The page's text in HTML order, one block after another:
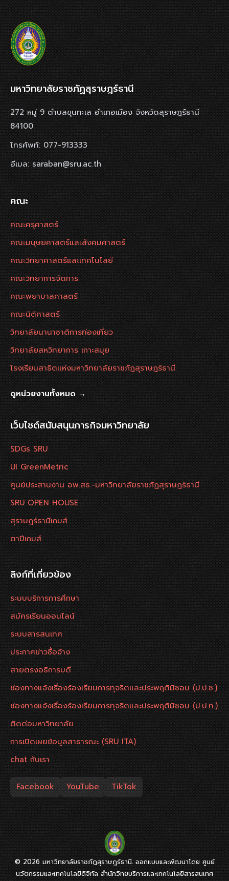
มหาวิทยาลัยราชภัฏสุราษฎร์ธานี
272 หมู่ 9 ตำบลขุนทะเล อำเภอเมือง จังหวัดสุราษฎร์ธานี
84100
โทรศัพท์: 077-913333
อีเมล: saraban@sru.ac.th
คณะ
คณะครุศาสตร์
คณะมนุษยศาสตร์และสังคมศาสตร์
คณะวิทยาศาสตร์และเทคโนโลยี
คณะวิทยาการจัดการ
คณะพยาบาลศาสตร์
คณะนิติศาสตร์
วิทยาลัยนานาชาติการท่องเที่ยว
วิทยาลัยสหวิทยาการ เกาะสมุย
โรงเรียนสาธิตแห่งมหาวิทยาลัยราชภัฏสุราษฎร์ธานี
ดูหน่วยงานทั้งหมด →
เว็บไซต์สนับสนุนภารกิจมหาวิทยาลัย
SDGs SRU
UI GreenMetric
ศูนย์ประสานงาน อพ.สธ.-มหาวิทยาลัยราชภัฏสุราษฎร์ธานี
SRU OPEN HOUSE
สุราษฎร์ธานีเกมส์
ตาปีเกมส์
ลิงก์ที่เกี่ยวข้อง
ระบบบริการการศึกษา
สมัครเรียนออนไลน์
ระบบสารสนเทศ
ประกาศข่าวซื้อจ้าง
สายตรงอธิการบดี
ช่องทางแจ้งเรื่องร้องเรียนการทุจริตและประพฤติมิชอบ (ป.ป.ช.)
ช่องทางแจ้งเรื่องร้องเรียนการทุจริตและประพฤติมิชอบ (ป.ป.ท.)
ติดต่อมหาวิทยาลัย
การเปิดเผยข้อมูลสาธารณะ (SRU ITA)
chat กับเรา
Facebook YouTube TikTok
© 2026 มหาวิทยาลัยราชภัฏสุราษฎร์ธานี. ออกแบบและพัฒนาโดย ศูนย์
นวัตกรรมและเทคโนโลยีดิจิทัล สำนักวิทยบริการและเทคโนโลยีสารสนเทศ